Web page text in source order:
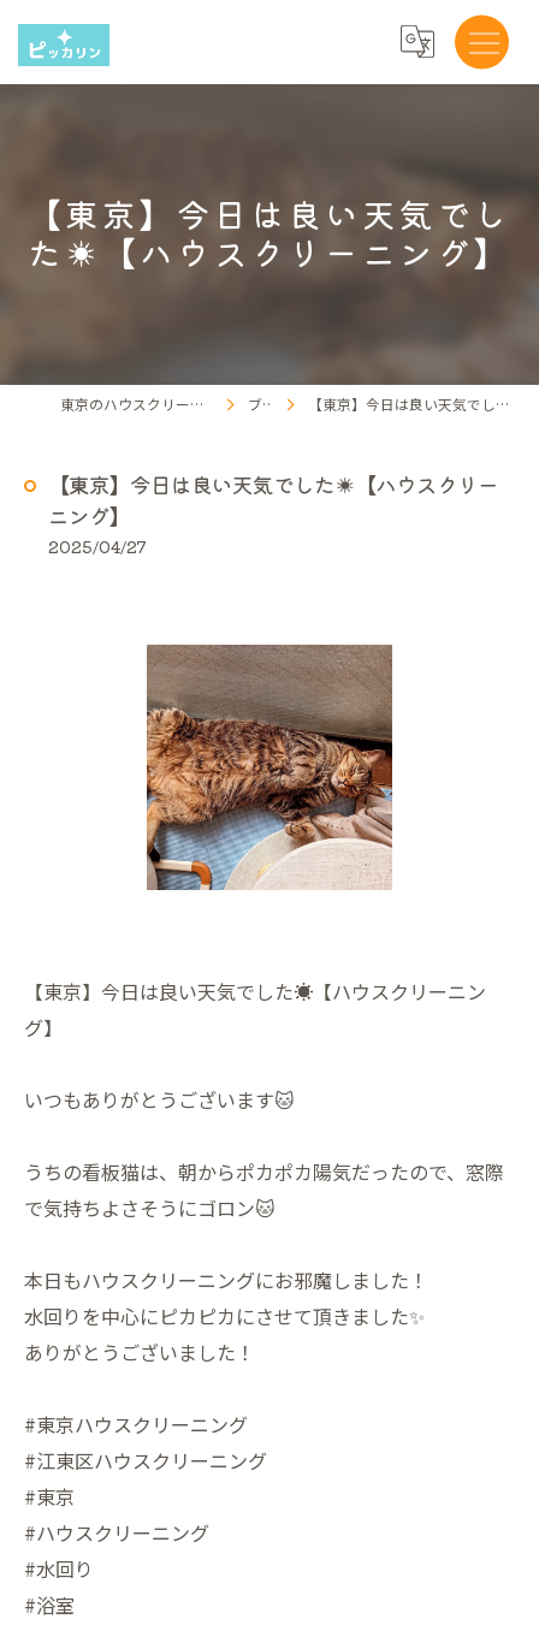
【東京】今日は良い天気でし
た☀【ハウスクリーニング】
東京のハウスクリーニングならピッカリン ブログ 【東京】今日は良い天気でした☀【ハウスクリーニング】
【東京】今日は良い天気でした☀【ハウスクリー
ニング】
2025/04/27
【東京】今日は良い天気でした☀【ハウスクリーニン
グ】
いつもありがとうございます🐱
うちの看板猫は、朝からポカポカ陽気だったので、窓際
で気持ちよさそうにゴロン🐱
本日もハウスクリーニングにお邪魔しました！
水回りを中心にピカピカにさせて頂きました✨️
ありがとうございました！
#東京ハウスクリーニング
#江東区ハウスクリーニング
#東京
#ハウスクリーニング
#水回り
#浴室